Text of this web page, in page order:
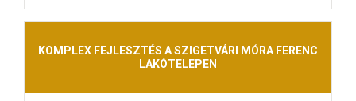
KOMPLEX FEJLESZTÉS A SZIGETVÁRI MÓRA FERENC
LAKÓTELEPEN